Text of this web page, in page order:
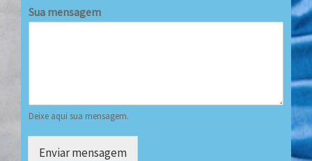
Sua mensagem
Deixe aqui sua mensagem.
Enviar mensagem